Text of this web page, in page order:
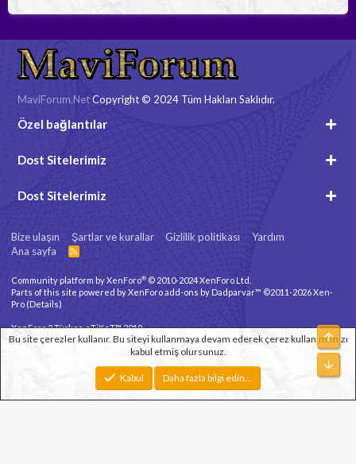
MaviForum.NetCopyright © 2024 Tüm Hakları Saklıdır.
Özel bağlantılar
Dost Sitelerimiz
Dost Sitelerimiz
Bize ulaşın Şartlar ve kurallar Gizlilik politikası
Yardım
Ana sayfa
R
Community platform by XenForo® © 2010-2024 XenForo Ltd.
Parts of this site powered byXenForo add-ons by Dadparvar™ ©2011-2026Xen-
Pro (Details)
XenForo 2 Türkçe eTiKeT™ 2019
© by ©XenTR
Toplam sorgu Toplam zaman
En fazla bellek
Bu site çerezler kullanır. Bu siteyi kullanmaya devam ederek çerez kullanımımızı
kabul etmiş olursunuz.
Kabul Daha fazla bilgi edin…
Üst
Alt